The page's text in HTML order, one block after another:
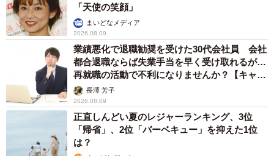
「天使の笑顔」
まいどなメディア
2026.08.09
業績悪化で退職勧奨を受けた30代会社員 会社
都合退職ならば失業手当を早く受け取れるが…
再就職の活動で不利になりませんか？【キャリ
アカウンセラーが解説】
長澤 芳子
2026.08.09
正直しんどい夏のレジャーランキング、3位
「帰省」、2位「バーベキュー」を抑えた1位
は？